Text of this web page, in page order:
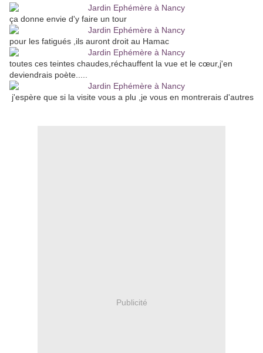
ça donne envie d'y faire un tour
pour les fatigués ,ils auront droit au Hamac
toutes ces teintes chaudes,réchauffent la vue et le cœur,j'en
deviendrais poète.....
j'espère que si la visite vous a plu ,je vous en montrerais d'autres
Publicité